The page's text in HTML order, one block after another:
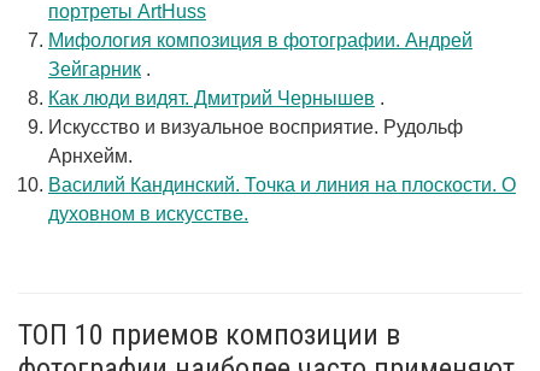
портреты ArtHuss
Мифология композиция в фотографии. Андрей
Зейгарник .
Как люди видят. Дмитрий Чернышев .
Искусство и визуальное восприятие. Рудольф
Арнхейм.
Василий Кандинский. Точка и линия на плоскости. О
духовном в искусстве.
ТОП 10 приемов композиции в